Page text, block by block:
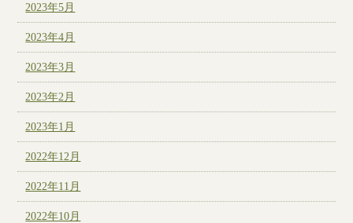
2023年5月
2023年4月
2023年3月
2023年2月
2023年1月
2022年12月
2022年11月
2022年10月